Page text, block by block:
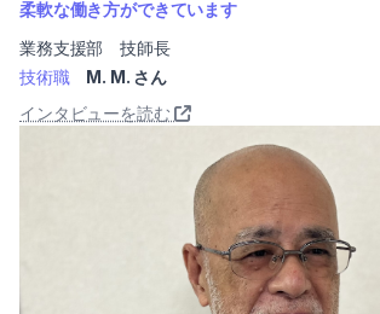
柔軟な働き方ができています
業務支援部 技師長
技術職
M. M. さん
インタビューを読む